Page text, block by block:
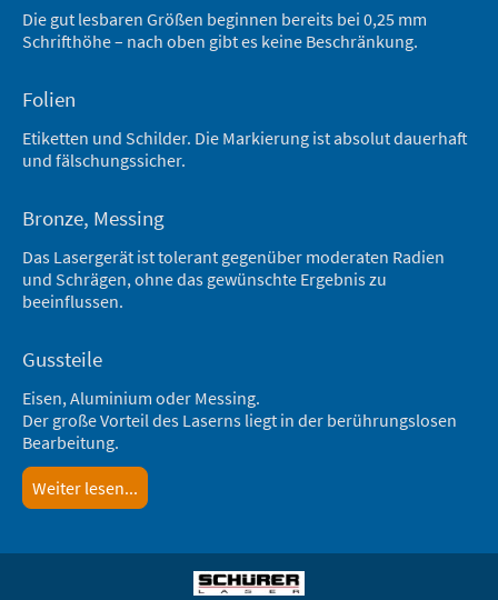
Die gut lesbaren Größen beginnen bereits bei 0,25 mm
Schrifthöhe – nach oben gibt es keine Beschränkung.
Folien
Etiketten und Schilder. Die Markierung ist absolut dauerhaft
und fälschungssicher.
Bronze, Messing
Das Lasergerät ist tolerant gegenüber moderaten Radien
und Schrägen, ohne das gewünschte Ergebnis zu
beeinflussen.
Gussteile
Eisen, Aluminium oder Messing.
Der große Vorteil des Laserns liegt in der berührungslosen
Bearbeitung.
Weiter lesen...